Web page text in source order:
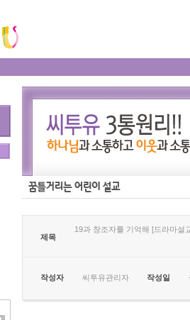
제목
19과 창조자를 기억해 [드라마설
작성자 씨투유관리자 작성일